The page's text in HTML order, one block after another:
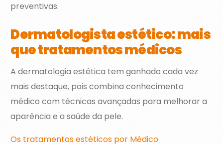
preventivas.
Dermatologista estético: mais
que tratamentos médicos
A dermatologia estética tem ganhado cada vez
mais destaque, pois combina conhecimento
médico com técnicas avançadas para melhorar a
aparência e a saúde da pele.
Os tratamentos estéticos por Médico